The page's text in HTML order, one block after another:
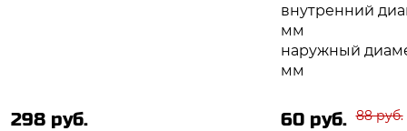
298 руб.
внутренний
мм
наружный
мм
60 руб. 88 руб.